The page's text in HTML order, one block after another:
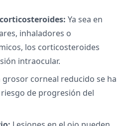
Ya sea en
inhaladores o
los corticosteroides
intraocular.
grosor corneal reducido se ha
de progresión del